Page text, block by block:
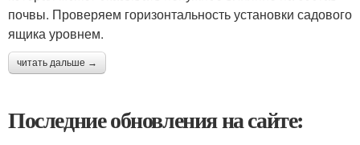
почвы. Проверяем горизонтальность установки садового
ящика уровнем.
читать дальше →
Последние обновления на сайте: